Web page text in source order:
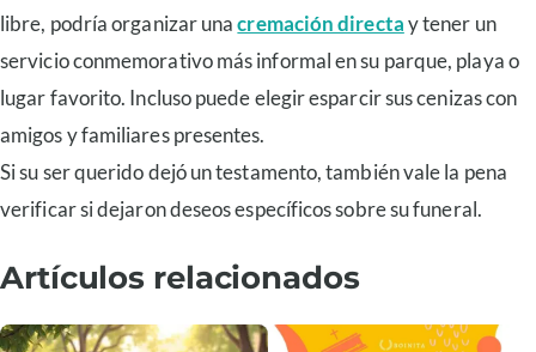
libre, podría organizar unacremación directay tener un
servicio conmemorativo más informal en su parque, playa o
lugar favorito. Incluso puede elegir esparcir sus cenizas con
amigos y familiares presentes.
Si su ser querido dejó un testamento, también vale la pena
verificar si dejaron deseos específicos sobre su funeral.
Artículos relacionados